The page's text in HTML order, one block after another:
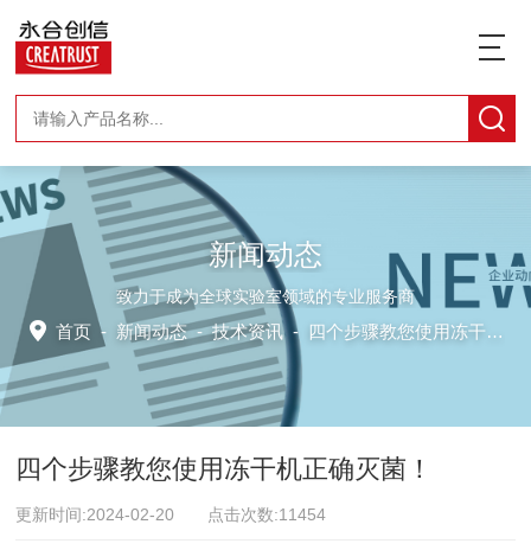
新闻动态
致力于成为全球实验室领域的专业服务商
首页 - 新闻动态-技术资讯 - 四个步骤教您使用冻干机正确灭菌！
四个步骤教您使用冻干机正确灭菌！
更新时间:2024-02-20 点击次数:11454